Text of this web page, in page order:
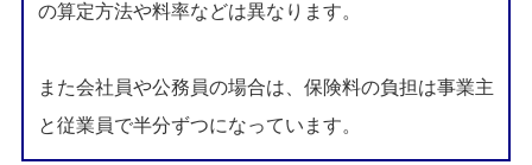
の算定方法や料率などは異なります。
また会社員や公務員の場合は、保険料の負担は事業主
と従業員で半分ずつになっています。